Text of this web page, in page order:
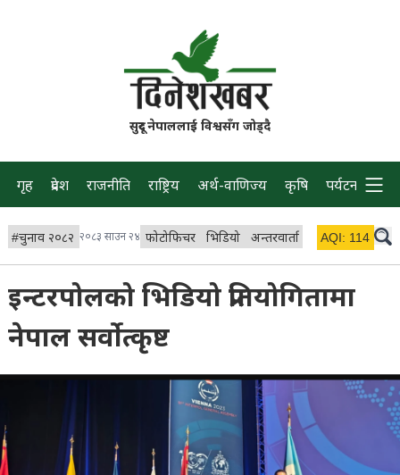
सुदूर नेपाललाई विश्वसँग जोड्दै
गृह प्रदेश राजनीति राष्ट्रिय अर्थ-वाणिज्य कृषि पर्यटन प्रवास
#चुनाव २०८२ २०८३ साउन २४ फोटोफिचर भिडियो अन्तरवार्ता विचार/ब्लग
AQI: 114
इन्टरपोलको भिडियो प्रतियोगितामा
नेपाल सर्वोत्कृष्ट